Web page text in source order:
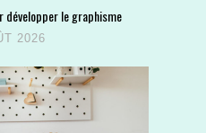
développer le graphisme
2026